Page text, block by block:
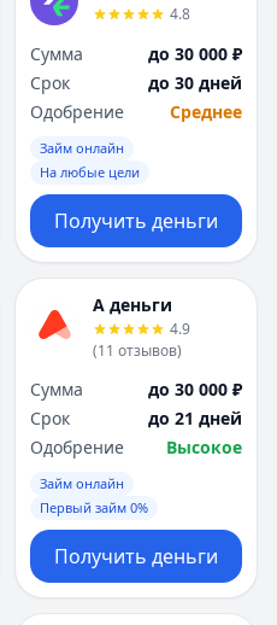
4.8
Сумма
до 30 000 ₽
Срок
до 30 дней
Одобрение
Среднее
Займ онлайн
На любые цели
Получить деньги
А деньги
4.9
(11 отзывов)
Сумма
до 30 000 ₽
Срок
до 21 дней
Одобрение
Высокое
Займ онлайн
Первый займ 0%
Получить деньги